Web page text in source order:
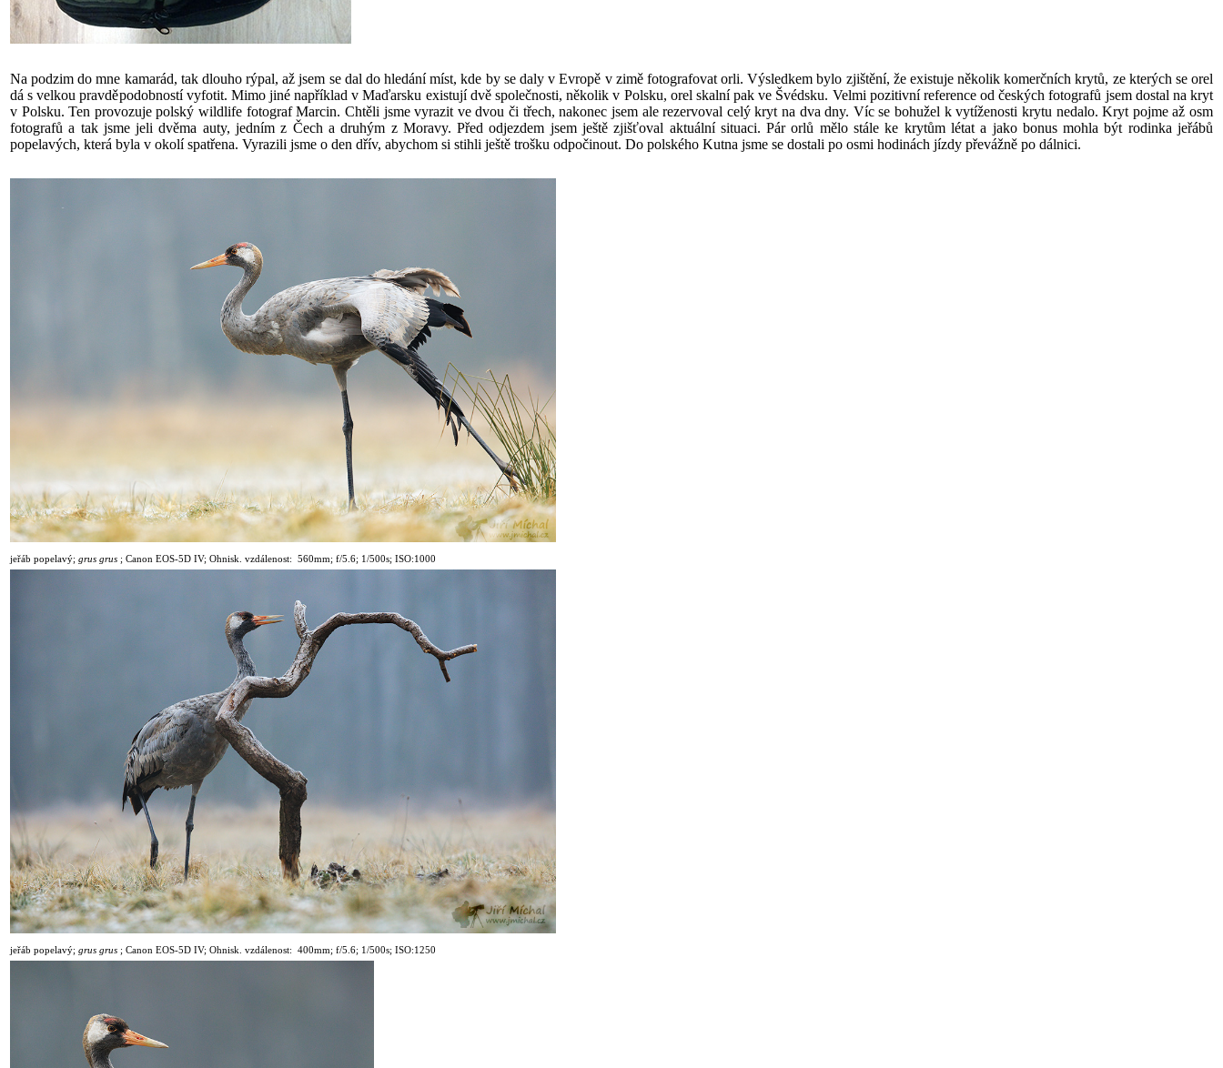
Na podzim do mne kamarád, tak dlouho rýpal, až jsem se dal do hledání míst, kde by se daly v Evropě v zimě fotografovat orli. Výsledkem bylo zjištění, že existuje několik komerčních krytů, ze kterých se orel
dá s velkou pravděpodobností vyfotit. Mimo jiné například v Maďarsku existují dvě společnosti, několik v Polsku, orel skalní pak ve Švédsku. Velmi pozitivní reference od českých fotografů jsem dostal na kryt
v Polsku. Ten provozuje polský wildlife fotograf Marcin. Chtěli jsme vyrazit ve dvou či třech, nakonec jsem ale rezervoval celý kryt na dva dny. Víc se bohužel k vytíženosti krytu nedalo. Kryt pojme až osm
fotografů a tak jsme jeli dvěma auty, jedním z Čech a druhým z Moravy. Před odjezdem jsem ještě zjišťoval aktuální situaci. Pár orlů mělo stále ke krytům létat a jako bonus mohla být rodinka jeřábů
popelavých, která byla v okolí spatřena. Vyrazili jsme o den dřív, abychom si stihli ještě trošku odpočinout. Do polského Kutna jsme se dostali po osmi hodinách jízdy převážně po dálnici.
jeřáb popelavý; grus grus ; Canon EOS-5D IV; Ohnisk. vzdálenost: 560mm; f/5.6; 1 /500s; ISO:1000
jeřáb popelavý; grus grus ; Canon EOS-5D IV; Ohnisk. vzdálenost: 400mm; f/5.6; 1 /500s; ISO:1250